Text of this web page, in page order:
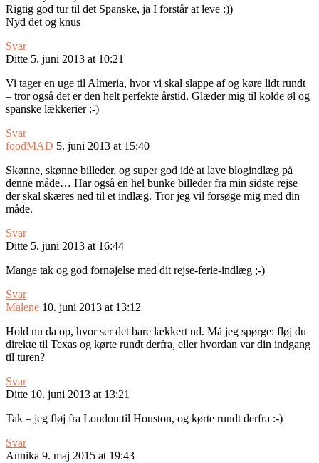
Rigtig god tur til det Spanske, ja I forstår at leve :))
Nyd det og knus
Svar
Ditte 5. juni 2013 at 10:21
Vi tager en uge til Almeria, hvor vi skal slappe af og køre lidt rundt
– tror også det er den helt perfekte årstid. Glæder mig til kolde øl og
spanske lækkerier :-)
Svar
foodMAD 5. juni 2013 at 15:40
Skønne, skønne billeder, og super god idé at lave blogindlæg på
denne måde… Har også en hel bunke billeder fra min sidste rejse
der skal skæres ned til et indlæg. Tror jeg vil forsøge mig med din
måde.
Svar
Ditte 5. juni 2013 at 16:44
Mange tak og god fornøjelse med dit rejse-ferie-indlæg ;-)
Svar
Malene 10. juni 2013 at 13:12
Hold nu da op, hvor ser det bare lækkert ud. Må jeg spørge: fløj du
direkte til Texas og kørte rundt derfra, eller hvordan var din indgang
til turen?
Svar
Ditte 10. juni 2013 at 13:21
Tak – jeg fløj fra London til Houston, og kørte rundt derfra :-)
Svar
Annika 9. maj 2015 at 19:43